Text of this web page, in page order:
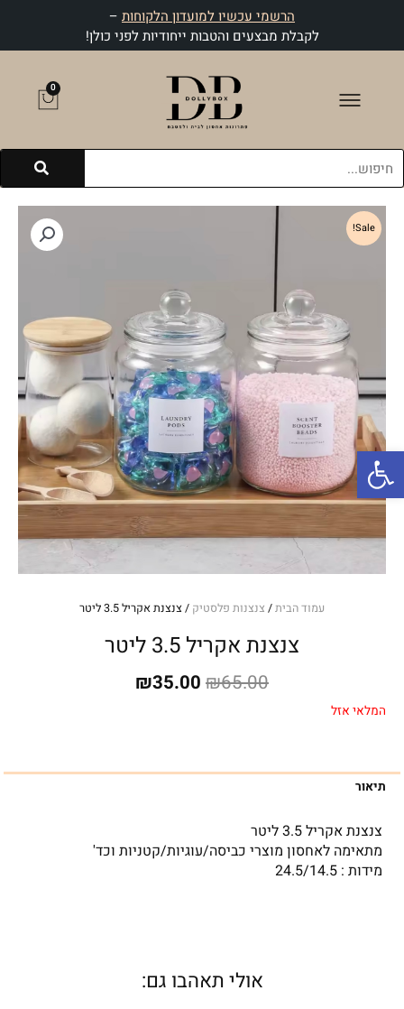
פתח סרגל נגישות
הרשמי עכשיו למועדון הלקוחות –
לקבלת מבצעים והטבות ייחודיות לפני כולן!
0
עגלת
עמוד הבית/ צנצנות פלסטיק / צנצנת אקריל 3.5 ליטר
צנצנת אקריל 3.5 ליטר
₪65.00 המחיר₪35.00
המלאי אזל
Sale!
תיאור
צנצנת אקריל 3.5 ליטר
מתאימה לאחסון מוצרי כביסה/עוגיות/קטניות וכד'
מידות : 24.5/14.5
אולי תאהבו גם: